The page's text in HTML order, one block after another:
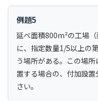
例題5
延べ面積800m²の工場（
に、指定数量1/5以上の
う場所がある。この場
置する場合の、付加設
さい。